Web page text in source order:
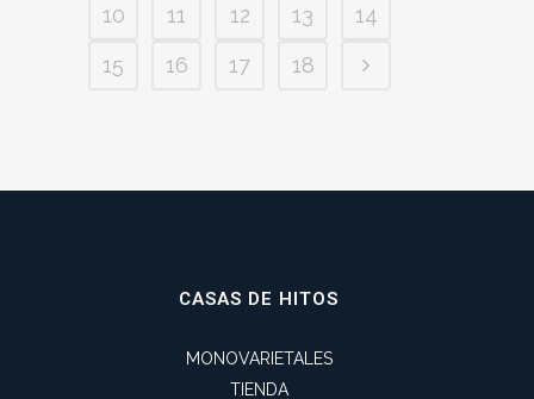
10
11 12 13
14
15
16 17 18
CASAS DE HITOS
MONOVARIETALES
TIENDA